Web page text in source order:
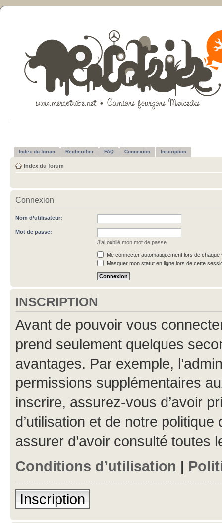
Index du forum Rechercher FAQ Connexion Inscription
Index du forum
Connexion
Nom d’utilisateur:
Mot de passe:
J’ai oublié mon mot de passe
Me connecter automatiquement lors de chaque
Masquer mon statut en ligne lors de cette
INSCRIPTION
Avant de pouvoir vous
prend seulement quelques
avantages. Par exemple,
permissions supplémentaires
inscrire, assurez-vous d’avoir
d’utilisation et de notre
assurer d’avoir consulté toutes
Conditions d’utilisation |
Inscription